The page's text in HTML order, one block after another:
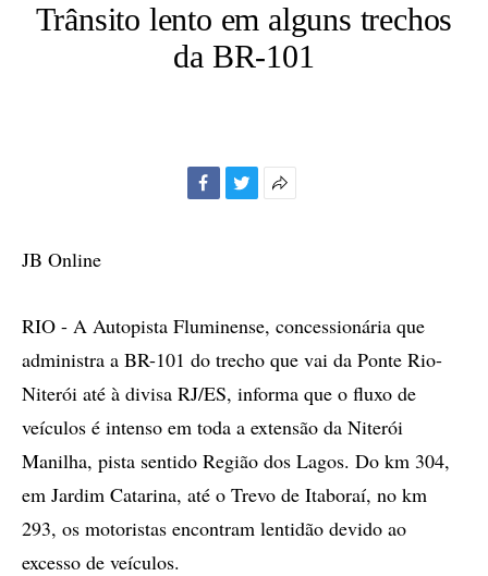
Trânsito lento em alguns trechos
da BR-101
JB Online
RIO - A Autopista Fluminense, concessionária que
administra a BR-101 do trecho que vai da Ponte Rio-
Niterói até à divisa RJ/ES, informa que o fluxo de
veículos é intenso em toda a extensão da Niterói
Manilha, pista sentido Região dos Lagos. Do km 304,
em Jardim Catarina, até o Trevo de Itaboraí, no km
293, os motoristas encontram lentidão devido ao
excesso de veículos.